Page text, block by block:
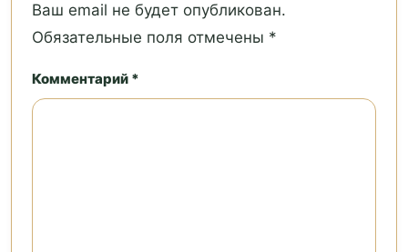
Ваш email не будет опубликован.
Обязательные поля отмечены *
Комментарий *